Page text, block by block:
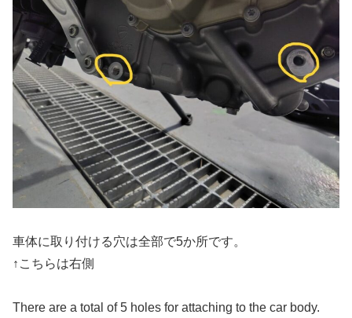
車体に取り付ける穴は全部で5か所です。
↑こちらは右側
There are a total of 5 holes for attaching to the car body.